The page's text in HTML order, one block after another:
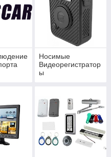
Носимые
Видеорегистратор
ы